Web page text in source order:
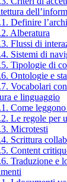
Definire
Alberatura
Flussi di
Sistemi di
Tipologie di
Ontologie e
Vocabolari
e linguaggio
Come
Le regole per
Microtesti
Scrittura
Content
Traduzione e